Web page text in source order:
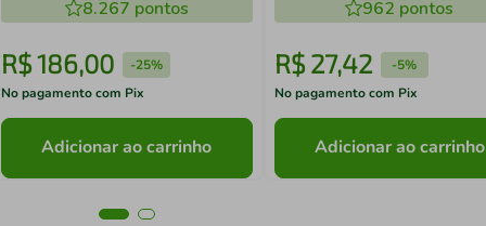
8.267 pontos
R$186,00 -25%
No pagamento com Pix
Adicionar ao carrinho
962 pontos
R$ 27,42 -5%
No pagamento com Pix
Adicionar ao carrinho